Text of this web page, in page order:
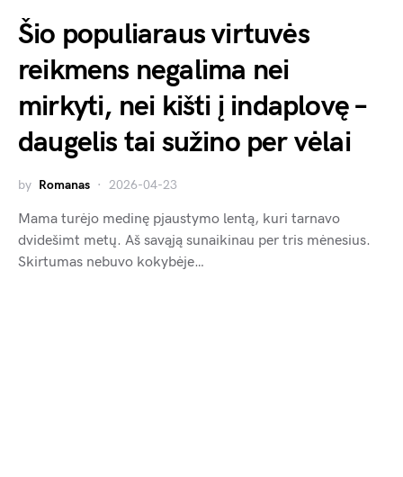
Šio populiaraus virtuvės
reikmens negalima nei
mirkyti, nei kišti į indaplovę –
daugelis tai sužino per vėlai
by Romanas 2026-04-23
Mama turėjo medinę pjaustymo lentą, kuri tarnavo
dvidešimt metų. Aš savąją sunaikinau per tris mėnesius.
Skirtumas nebuvo kokybėje…